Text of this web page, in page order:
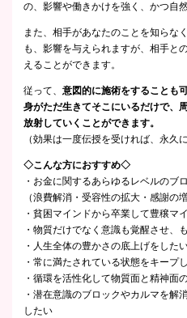
の、影響や働きかけを強く、かつ自
また、相手があなたのことを知らな
も、影響を与えられますが、相手と
えることができます。
従って、 意図的に施術をすることも
身がただ生きてそこにいるだけで、
放射していくことができます。
（効果は一度伝授を受ければ、永久
◇こんな方におすすめ◇
・お金に関するあらゆるレベルのブ
（浪費解消・受容性の拡大・感謝の増
・貧困マインドから卒業して豊穣マ
・物質だけでなく意識も覚醒させ、
・人生全体の豊かさの底上げをした
・常に満たされている状態をキープ
・循環を活性化して物質面と精神面
・潜在意識のブロックやカルマを解
したい